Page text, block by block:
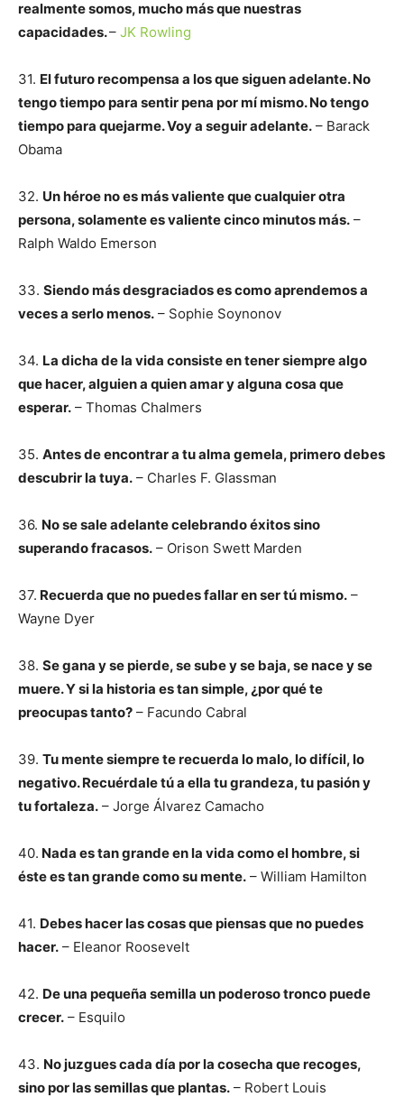
realmente somos, mucho más que nuestras
capacidades.– JK Rowling
31. El futuro recompensa a los que siguen adelante. No
tengo tiempo para sentir pena por mí mismo. No tengo
tiempo para quejarme. Voy a seguir adelante. – Barack
Obama
32. Un héroe no es más valiente que cualquier otra
persona, solamente es valiente cinco minutos más. –
Ralph Waldo Emerson
33. Siendo más desgraciados es como aprendemos a
veces a serlo menos. – Sophie Soynonov
34. La dicha de la vida consiste en tener siempre algo
que hacer, alguien a quien amar y alguna cosa que
esperar. – Thomas Chalmers
35. Antes de encontrar a tu alma gemela, primero debes
descubrir la tuya. – Charles F. Glassman
36. No se sale adelante celebrando éxitos sino
superando fracasos. – Orison Swett Marden
37. Recuerda que no puedes fallar en ser tú mismo. –
Wayne Dyer
38. Se gana y se pierde, se sube y se baja, se nace y se
muere. Y si la historia es tan simple, ¿por qué te
preocupas tanto? – Facundo Cabral
39. Tu mente siempre te recuerda lo malo, lo difícil, lo
negativo. Recuérdale tú a ella tu grandeza, tu pasión y
tu fortaleza. – Jorge Álvarez Camacho
40. Nada es tan grande en la vida como el hombre, si
éste es tan grande como su mente. – William Hamilton
41. Debes hacer las cosas que piensas que no puedes
hacer. – Eleanor Roosevelt
42. De una pequeña semilla un poderoso tronco puede
crecer. – Esquilo
43. No juzgues cada día por la cosecha que recoges,
sino por las semillas que plantas. – Robert Louis